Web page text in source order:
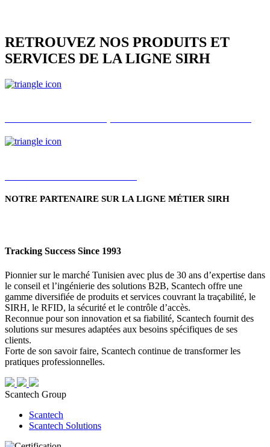
RETROUVEZ NOS PRODUITS ET
SERVICES DE LA LIGNE SIRH
NOTRE PARTENAIRE SUR LA LIGNE MÉTIER SIRH
Tracking Success Since 1993
Pionnier sur le marché Tunisien avec plus de 30 ans d’expertise dans
le conseil et l’ingénierie des solutions B2B, Scantech offre une
gamme diversifiée de produits et services couvrant la traçabilité, le
SIRH, le RFID, la sécurité et le contrôle d’accès.
Reconnue pour son innovation et sa fiabilité, Scantech fournit des
solutions sur mesures adaptées aux besoins spécifiques de ses
clients.
Forte de son savoir faire, Scantech continue de transformer les
pratiques professionnelles.
Scantech Group
Scantech
Scantech Solutions